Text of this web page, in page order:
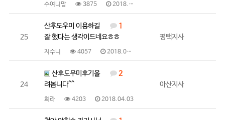
수여니맘 3875 2018.04.09
25
1
산후도우미 이용하길
잘 했다는 생각이드네요ㅎㅎ
지수니 4057 2018.04.07
평택지사
24
2
산후도우미후기올
려봅니다^^
희라 4203 2018.04.03
아산지사